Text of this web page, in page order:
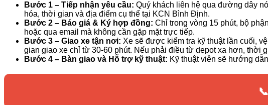
Bước 1 – Tiếp nhận yêu cầu: Quý khách liên hệ qua đường dây
hóa, thời gian và địa điểm cụ thể tại KCN Bình Định.
Bước 2 – Báo giá & Ký hợp đồng: Chỉ trong vòng 15 phút, bộ
hoặc qua email mà không cần gặp mặt trực tiếp.
Bước 3 – Giao xe tận nơi: Xe sẽ được kiểm tra kỹ thuật lần cuối,
gian giao xe chỉ từ 30-60 phút. Nếu phải điều từ depot xa hơn, thời
Bước 4 – Bàn giao và Hỗ trợ kỹ thuật: Kỹ thuật viên sẽ hướng